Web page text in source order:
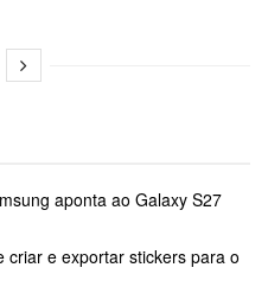
aponta ao Galaxy S27
criar e exportar stickers para o